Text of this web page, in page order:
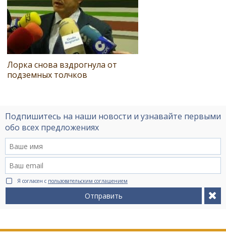
Лорка снова вздрогнула от
подземных толчков
Подпишитесь на наши новости и узнавайте первыми
обо всех предложениях
Я согласен с пользовательским соглашением
Отправить